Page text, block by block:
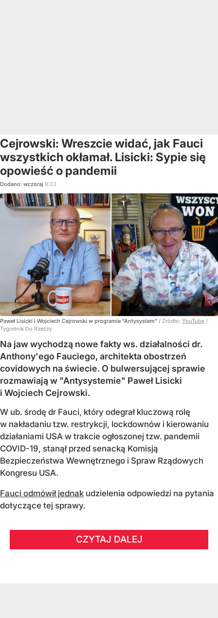
Cejrowski: Wreszcie widać, jak Fauci
wszystkich okłamał. Lisicki: Sypie się
opowieść o pandemii
Dodano: wczoraj 9:23
Paweł Lisicki i Wojciech Cejrowski w programie "Antysystem" / Źródło: YouTube /
Tygodnik Do Rzeczy
Na jaw wychodzą nowe fakty ws. działalności dr.
Anthony'ego Fauciego, architekta obostrzeń
covidowych na świecie. O bulwersującej sprawie
rozmawiają w "Antysystemie" Paweł Lisicki
i Wojciech Cejrowski.
W ub. środę dr Fauci, który odegrał kluczową rolę
w nakładaniu tzw. restrykcji, lockdownów i kierowaniu
działaniami USA w trakcie ogłoszonej tzw. pandemii
COVID-19, stanął przed senacką Komisją
Bezpieczeństwa Wewnętrznego i Spraw Rządowych
Kongresu USA.
Fauci odmówił jednak udzielenia odpowiedzi na pytania
dotyczące tej sprawy.
CZYTAJ DALEJ